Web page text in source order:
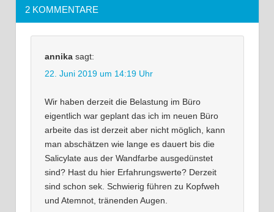
2 KOMMENTARE
annika sagt:
22. Juni 2019 um 14:19 Uhr
Wir haben derzeit die Belastung im Büro
eigentlich war geplant das ich im neuen Büro
arbeite das ist derzeit aber nicht möglich, kann
man abschätzen wie lange es dauert bis die
Salicylate aus der Wandfarbe ausgedünstet
sind? Hast du hier Erfahrungswerte? Derzeit
sind schon sek. Schwierig führen zu Kopfweh
und Atemnot, tränenden Augen.